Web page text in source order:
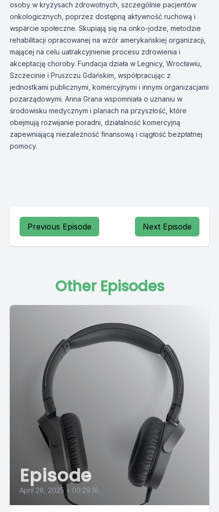
osoby w kryzysach zdrowotnych, szczególnie pacjentów
onkologicznych, poprzez dostępną aktywność ruchową i
wsparcie społeczne. Skupiają się na onko-jodze, metodzie
rehabilitacji opracowanej na wzór amerykańskiej organizacji,
mającej na celu uatrakcyjnienie procesu zdrowienia i
akceptację choroby. Fundacja działa w Legnicy, Wrocławiu,
Szczecinie i Pruszczu Gdańskim, współpracując z
jednostkami publicznymi, komercyjnymi i innymi organizacjami
pozarządowymi. Anna Grana wspomniała o uznaniu w
środowisku medycznym i planach na przyszłość, które
obejmują rozwijanie poradni, działalność komercyjną
zapewniającą niezależność finansową i ciągłość bezpłatnej
pomocy.
Previous Episode Next Episode
Other Episodes
Episode
April 28, 2025 • 00:29:16